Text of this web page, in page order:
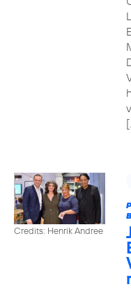
Credits: Henrik Andree